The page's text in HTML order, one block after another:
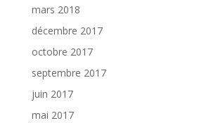
mars 2018
décembre 2017
octobre 2017
septembre 2017
juin 2017
mai 2017